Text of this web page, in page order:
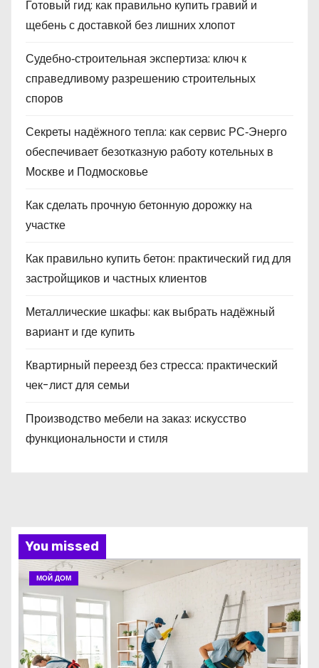
Готовый гид: как правильно купить гравий и
щебень с доставкой без лишних хлопот
Судебно‑строительная экспертиза: ключ к
справедливому разрешению строительных
споров
Секреты надёжного тепла: как сервис РС‑Энерго
обеспечивает безотказную работу котельных в
Москве и Подмосковье
Как сделать прочную бетонную дорожку на
участке
Как правильно купить бетон: практический гид для
застройщиков и частных клиентов
Металлические шкафы: как выбрать надёжный
вариант и где купить
Квартирный переезд без стресса: практический
чек-лист для семьи
Производство мебели на заказ: искусство
функциональности и стиля
You missed
МОЙ ДОМ